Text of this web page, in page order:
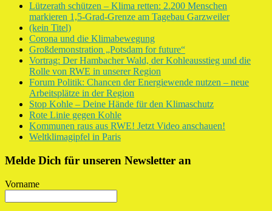
Lützerath schützen – Klima retten: 2.200 Menschen
markieren 1,5-Grad-Grenze am Tagebau Garzweiler
(kein Titel)
Corona und die Klimabewegung
Großdemonstration „Potsdam for future“
Vortrag: Der Hambacher Wald, der Kohleausstieg und die
Rolle von RWE in unserer Region
Forum Politik: Chancen der Energiewende nutzen – neue
Arbeitsplätze in der Region
Stop Kohle – Deine Hände für den Klimaschutz
Rote Linie gegen Kohle
Kommunen raus aus RWE! Jetzt Video anschauen!
Weltklimagipfel in Paris
Melde Dich für unseren Newsletter an
Vorname